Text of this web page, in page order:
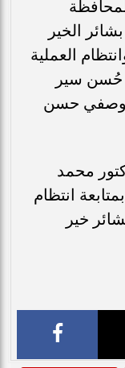
الخير
العملية
حُسن سير
وصفي حسن
محمد
انتظام
خير